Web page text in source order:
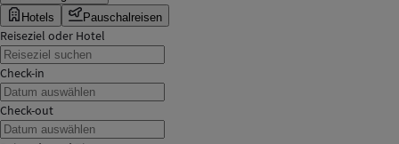
Hotels
Pauschalreisen
Reiseziel oder Hotel
Check-in
Check-out